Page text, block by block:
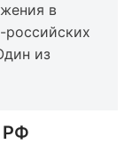
в
российских
из
РФ